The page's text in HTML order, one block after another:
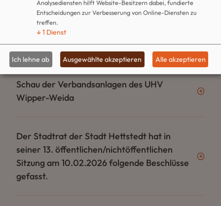
Vergabeausschuss des Stadtrates der Stadt
Hettstedt hat in seiner 12.
öffentlichen/nichtöffentlichen Sitzung am
11.03.2026 folgende Beschlüsse gefasst.
Schau der Verbandsanlagen des UHV
Wipper-Weida
Der Stadtrat der Stadt Hettstedt hat in
seiner 13. öffentlichen/nichtöffentlichen
Sitzung am 10.02.2026 folgende Beschlüsse
gefasst.
Analysediensten hilft Website-Besitzern dabei, fundierte
Entscheidungen zur Verbesserung von Online-Diensten zu
treffen.
↓1 Dienst
Ich lehne ab Ausgewählte akzeptieren Alle akzeptieren